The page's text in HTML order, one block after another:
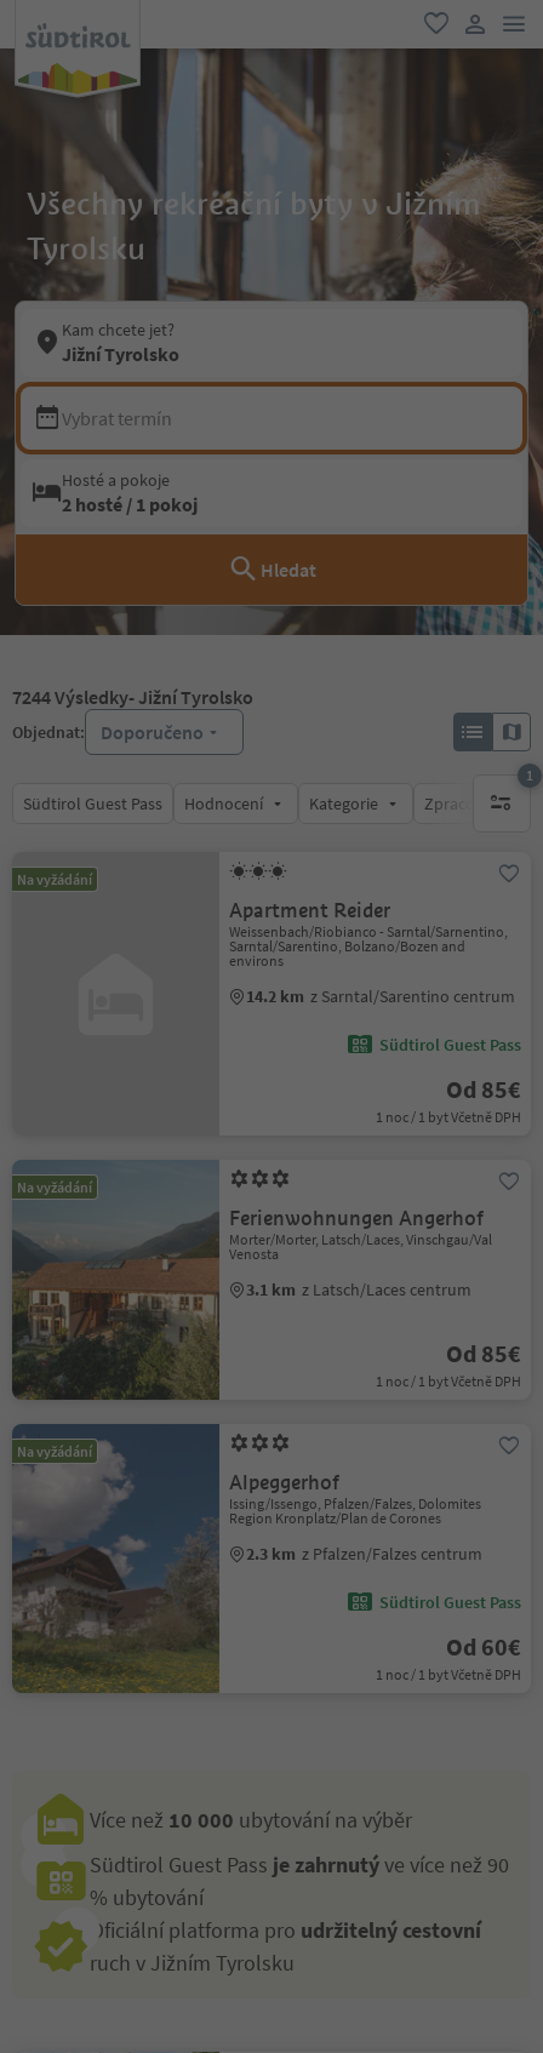
oblíbené
Všechny rekreační byty v Jižním
Tyrolsku
Kam chcete jet?
Jižní Tyrolsko
Vybrat termín
Hosté a pokoje
2 hosté / 1 pokoj
Hledat
7244Výsledky- Jižní Tyrolsko
Objednat: Doporučeno
Südtirol Guest Pass Hodnocení Kategorie Zpracovává
1
1
Na vyžádání
Apartment Reider
Weissenbach/Riobianco - Sarntal/Sarnentino,
Sarntal/Sarentino, Bolzano/Bozen and
environs
14.2 km z Sarntal/Sarentino centrum
Südtirol Guest Pass
Od 85€
1 noc / 1 byt Včetně DPH
Na vyžádání
Ferienwohnungen Angerhof
Morter/Morter, Latsch/Laces, Vinschgau/Val
Venosta
3.1 km z Latsch/Laces centrum
Od 85€
1 noc / 1 byt Včetně DPH
Na vyžádání
Alpeggerhof
Issing/Issengo, Pfalzen/Falzes, Dolomites
Region Kronplatz/Plan de Corones
2.3 km z Pfalzen/Falzes centrum
Südtirol Guest Pass
Od 60€
1 noc / 1 byt Včetně DPH
Více než 10 000 ubytování na výběr
Südtirol Guest Pass je zahrnutýve více než 90
% ubytování
Oficiální platforma pro udržitelný cestovní
ruch v Jižním Tyrolsku